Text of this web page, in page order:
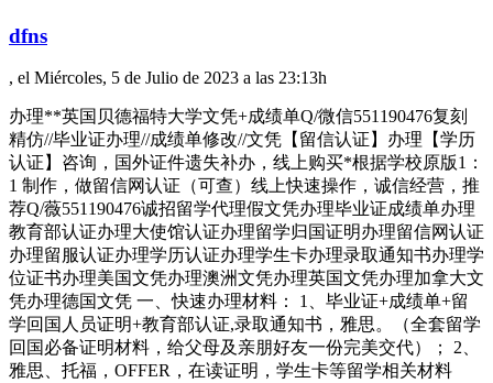
dfns
, el Miércoles, 5 de Julio de 2023 a las 23:13h
办理**英国贝德福特大学文凭+成绩单Q/微信551190476复刻
精仿//毕业证办理//成绩单修改//文凭【留信认证】办理【学历
认证】咨询，国外证件遗失补办，线上购买*根据学校原版1：
1 制作，做留信网认证（可查）线上快速操作，诚信经营，推
荐Q/薇551190476诚招留学代理假文凭办理毕业证成绩单办理
教育部认证办理大使馆认证办理留学归国证明办理留信网认证
办理留服认证办理学历认证办理学生卡办理录取通知书办理学
位证书办理美国文凭办理澳洲文凭办理英国文凭办理加拿大文
凭办理德国文凭 一、快速办理材料： 1、毕业证+成绩单+留
学回国人员证明+教育部认证,录取通知书，雅思。（全套留学
回国必备证明材料，给父母及亲朋好友一份完美交代）； 2、
雅思、托福，OFFER，在读证明，学生卡等留学相关材料